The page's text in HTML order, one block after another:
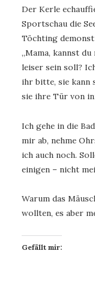
Der Kerle
Sportschau die
Töchting
„Mama, kannst
leiser sein soll?
ihr bitte, sie kann
sie ihre Tür von
Ich gehe in die
mir ab, nehme
ich auch noch.
einigen – nicht
Warum das
wollten, es aber
Gefällt mir: